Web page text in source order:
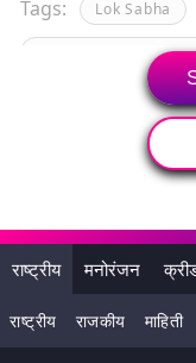
Tags: Lok Sabha
Ravi Kishan
राष्ट्रीय मनोरंजन
राष्ट्रीय राजकीय माहिती